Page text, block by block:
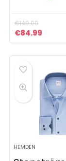
€149.00
€84.99
HEMDEN